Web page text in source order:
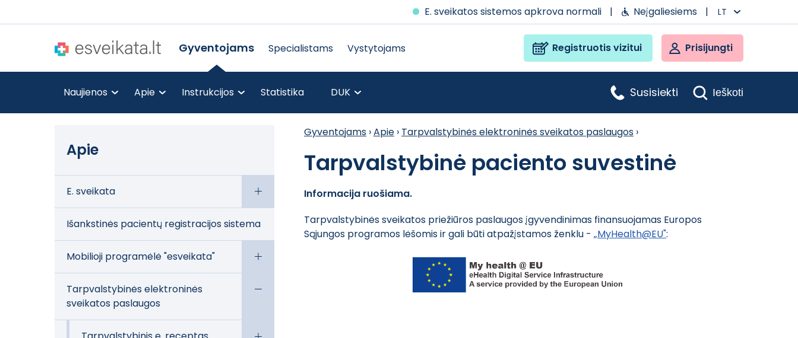
E. sveikatos sistemos apkrova normali | Neįgaliesiems | LT
Gyventojams Specialistams Vystytojams Registruotis vizitui Prisijungti
Naujienos Apie Instrukcijos Statistika DUK Susisiekti Ieškoti
Apie
E. sveikata
Išankstinės pacientų registracijos sistema
Mobilioji programėlė "esveikata"
Tarpvalstybinės elektroninės
sveikatos paslaugos
Gyventojams ›Apie › Tarpvalstybinės elektroninės sveikatos paslaugos ›
Tarpvalstybinė paciento suvestinė
Informacija ruošiama.
Tarpvalstybinės sveikatos priežiūros paslaugos įgyvendinimas finansuojamas Europos
Sąjungos programos lėšomis ir gali būti atpažįstamos ženklu - „MyHealth@EU":